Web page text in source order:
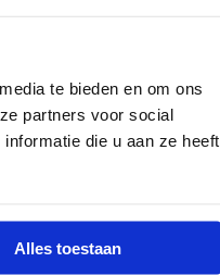
te bieden en om ons
partners voor social
die u aan ze heeft
Alles toestaan